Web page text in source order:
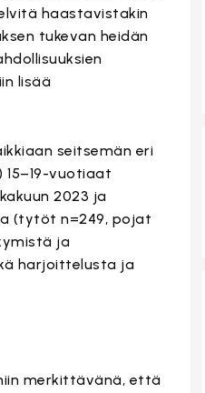
haastavistakin
tukevan heidän
lisää
seitsemän eri
15–19-vuotiaat
2023 ja
(tytöt n=249, pojat
ja
harjoittelusta ja
merkittävänä, että